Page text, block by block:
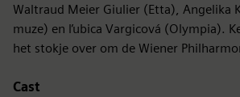
Waltraud Meier Giulier (Etta), Angelika
muze) en ľubica Vargicová (Olympia).
het stokje over om de Wiener
Cast